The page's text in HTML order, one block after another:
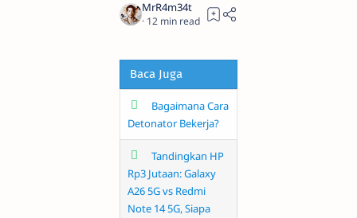
12
Baca Juga
Bagaimana Cara
Detonator Bekerja?
Tandingkan HP
Rp3 Jutaan: Galaxy
A26 5G vs Redmi
Note 14 5G, Siapa